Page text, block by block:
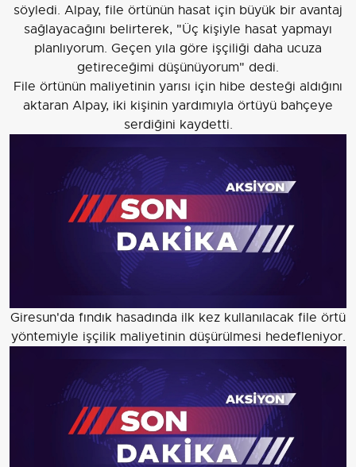
söyledi. Alpay, file örtünün hasat için büyük bir avantaj
sağlayacağını belirterek, "Üç kişiyle hasat yapmayı
planlıyorum. Geçen yıla göre işçiliği daha ucuza
getireceğimi düşünüyorum" dedi.
File örtünün maliyetinin yarısı için hibe desteği aldığını
aktaran Alpay, iki kişinin yardımıyla örtüyü bahçeye
serdiğini kaydetti.
Giresun'da fındık hasadında ilk kez kullanılacak file örtü
yöntemiyle işçilik maliyetinin düşürülmesi hedefleniyor.